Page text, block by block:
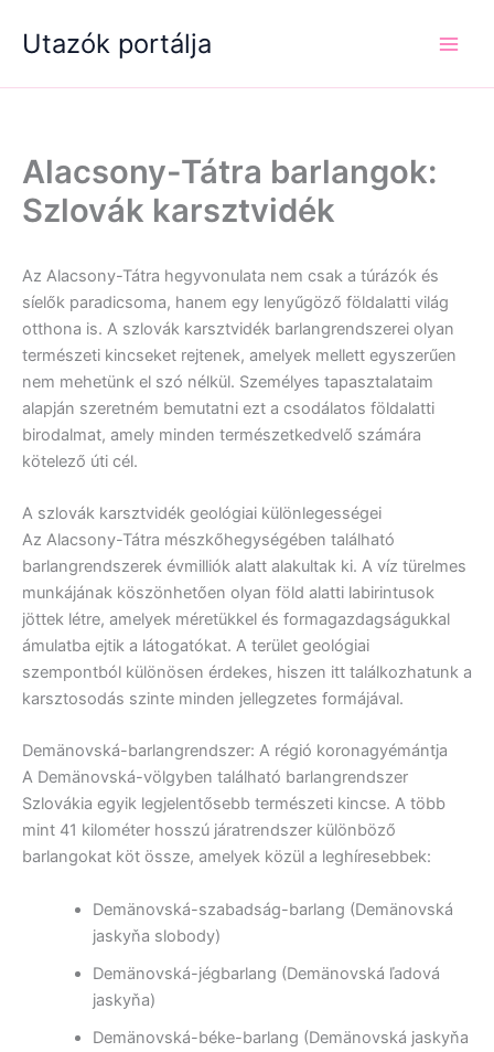
Utazók portálja
Alacsony-Tátra barlangok:
Szlovák karsztvidék
Az Alacsony-Tátra hegyvonulata nem csak a túrázók és
síelők paradicsoma, hanem egy lenyűgöző földalatti világ
otthona is. A szlovák karsztvidék barlangrendszerei olyan
természeti kincseket rejtenek, amelyek mellett egyszerűen
nem mehetünk el szó nélkül. Személyes tapasztalataim
alapján szeretném bemutatni ezt a csodálatos földalatti
birodalmat, amely minden természetkedvelő számára
kötelező úti cél.
A szlovák karsztvidék geológiai különlegességei
Az Alacsony-Tátra mészkőhegységében található
barlangrendszerek évmilliók alatt alakultak ki. A víz türelmes
munkájának köszönhetően olyan föld alatti labirintusok
jöttek létre, amelyek méretükkel és formagazdagságukkal
ámulatba ejtik a látogatókat. A terület geológiai
szempontból különösen érdekes, hiszen itt találkozhatunk a
karsztosodás szinte minden jellegzetes formájával.
Demänovská-barlangrendszer: A régió koronagyémántja
A Demänovská-völgyben található barlangrendszer
Szlovákia egyik legjelentősebb természeti kincse. A több
mint 41 kilométer hosszú járatrendszer különböző
barlangokat köt össze, amelyek közül a leghíresebbek:
Demänovská-szabadság-barlang (Demänovská
jaskyňa slobody)
Demänovská-jégbarlang (Demänovská ľadová
jaskyňa)
Demänovská-béke-barlang (Demänovská jaskyňa